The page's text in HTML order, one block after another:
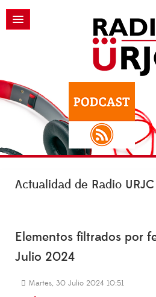
Actualidad de Radio URJC
Elementos filtrados por
Julio 2024
Martes, 30 Julio 2024 10:51